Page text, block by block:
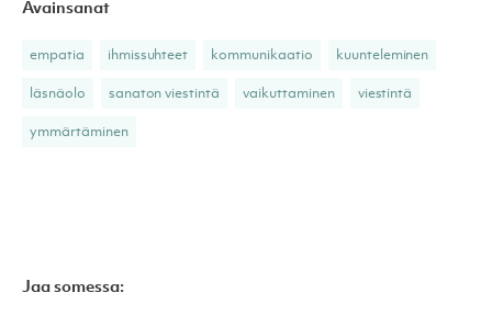
Jaa somessa:
Avainsanat
empatia ihmissuhteet kommunikaatio kuunteleminen
läsnäolo sanaton viestintä vaikuttaminen viestintä
ymmärtäminen